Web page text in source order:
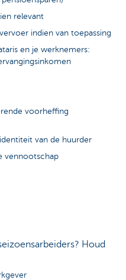
relevant
indien van toepassing
en je werknemers:
voorheffing
van de huurder
vennootschap
Houd